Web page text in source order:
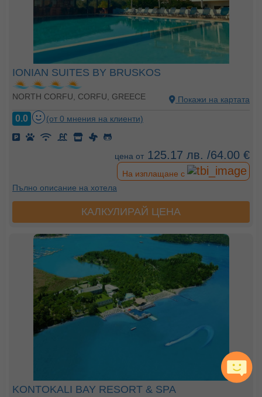
IONIAN SUITES BY BRUSKOS
NORTH CORFU, CORFU, GREECE Покажи на картата
0.0 (от 0 мнения на клиенти)
цена от 125.17 лв. /64.00 €
На изплащане с
Пълно описание на хотела
КАЛКУЛИРАЙ ЦЕНА
KONTOKALI BAY RESORT & SPA